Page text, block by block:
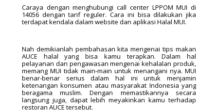
Caraya dengan menghubungi call center LPPOM MUI di
14056 dengan tarif reguler. Cara ini bisa dilakukan jika
terdapat kendala dalam website dan aplikasi Halal MUI.
Nah demikianlah pembahasan kita mengenai tips makan
AUCE halal yang bisa kamu terapkan. Dalam hal
pelayanan dan pengawasan mengenai kehalalan produk,
memang MUI tidak main-main untuk menangani nya. MUI
benar-benar serius dalam hal ini untuk menjamin
ketenangan konsumen atau masyarakat Indonesia yang
beragama muslim. Dengan memastikannya secara
langsung juga, dapat lebih meyakinkan kamu terhadap
restoran AUCE tersebut.